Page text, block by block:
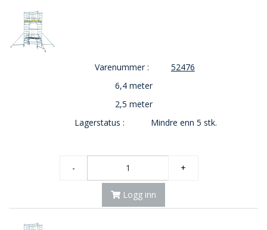
Varenummer :
52476
6,4 meter
2,5 meter
Lagerstatus :
Mindre enn 5 stk.
- +
Logg inn